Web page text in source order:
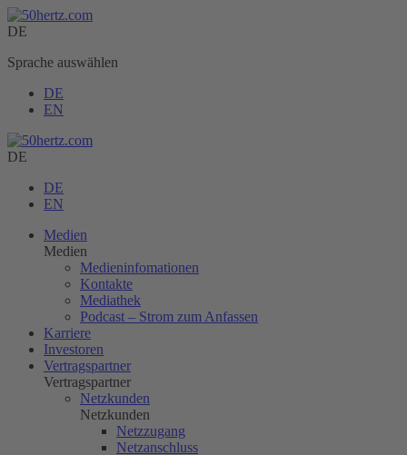
DE
Sprache auswählen
DE
EN
DE
DE
EN
Medien
Medien
Medieninfomationen
Kontakte
Mediathek
Podcast – Strom zum Anfassen
Karriere
Investoren
Vertragspartner
Vertragspartner
Netzkunden
Netzkunden
Netzzugang
Netzanschluss